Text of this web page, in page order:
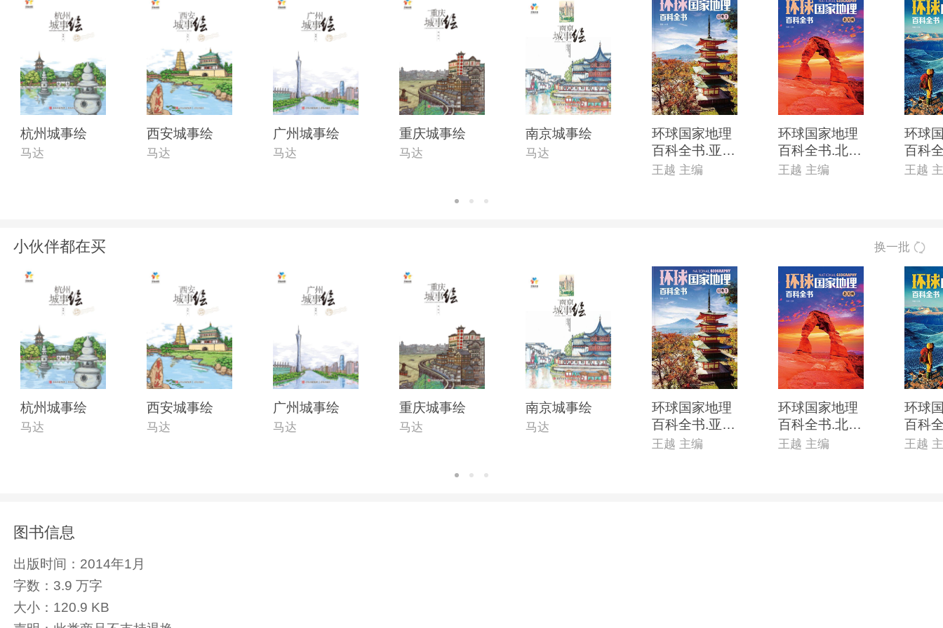
杭州城事绘
马达
西安城事绘
马达
广州城事绘
马达
重庆城事绘
马达
南京城事绘
马达
环球国家地理
百科全书.亚洲
1
王越 主编
环球国家地理
百科全书.北美
洲
王越 主编
环球
百科
洲、
王越
小伙伴都在买 换一批
杭州城事绘
马达
西安城事绘
马达
广州城事绘
马达
重庆城事绘
马达
南京城事绘
马达
环球国家地理
百科全书.亚洲
1
王越 主编
环球国家地理
百科全书.北美
洲
王越 主编
环球
百科
洲、
王越
图书信息
出版时间： 2014年1月
字数： 3.9 万字
大小： 120.9 KB